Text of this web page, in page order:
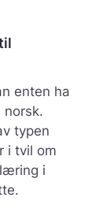
enten ha
typen
i tvil om
i